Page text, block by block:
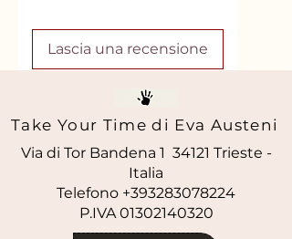
diacetrate, xanthan gum, parfum.
Lascia una recensione
Take Your Time di Eva Austeni
Via di Tor Bandena 1 34121 Trieste -
Italia
Telefono +393283078224
P.IVA01302140320